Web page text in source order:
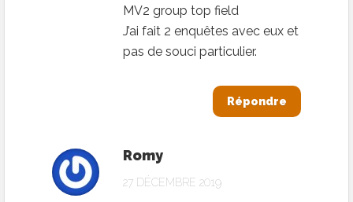
MV2 group top field
J’ai fait 2 enquêtes avec eux et
pas de souci particulier.
Répondre
Romy
27 DÉCEMBRE 2019